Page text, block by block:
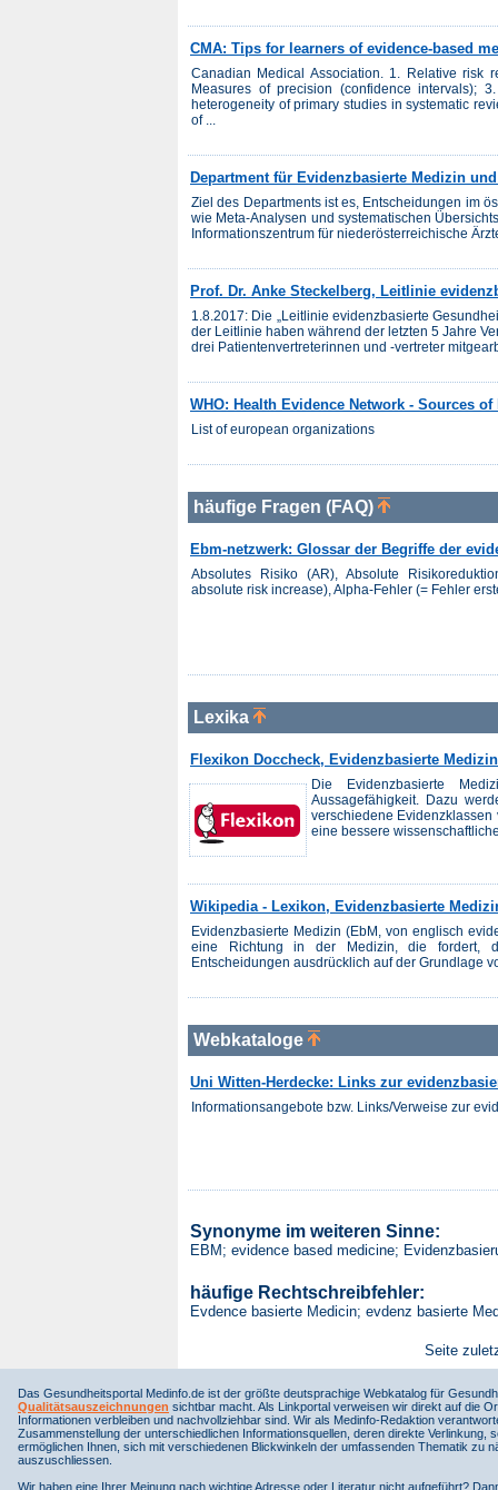
CMA: Tips for learners of evidence-based
Canadian Medical Association. 1. Relative risk
Measures of precision (confidence intervals);
heterogeneity of primary studies in systematic
of ...
Department für Evidenzbasierte Medizin
Ziel des Departments ist es, Entscheidungen im
wie Meta-Analysen und systematischen
Informationszentrum für niederösterreichische
Prof. Dr. Anke Steckelberg, Leitlinie
1.8.2017: Die „Leitlinie evidenzbasierte
der Leitlinie haben während der letzten 5 Jahre
drei Patientenvertreterinnen und -vertreter
WHO: Health Evidence Network - Sources of
List of european organizations
häufige Fragen (FAQ)
Ebm-netzwerk: Glossar der Begriffe der
Absolutes Risiko (AR), Absolute
absolute risk increase), Alpha-Fehler (= Fehler
Lexika
Flexikon Doccheck, Evidenzbasierte Medizin
Die Evidenzbasierte
Aussagefähigkeit. Dazu
verschiedene
eine bessere
Wikipedia - Lexikon, Evidenzbasierte
Evidenzbasierte Medizin (EbM, von englisch
eine Richtung in der Medizin, die fordert,
Entscheidungen ausdrücklich auf der Grundlage
Webkataloge
Uni Witten-Herdecke: Links zur
Informationsangebote bzw. Links/Verweise zur
Synonyme im weiteren Sinne:
EBM; evidence based medicine;
häufige Rechtschreibfehler:
Evdence basierte Medicin; evdenz basierte
Seite
Das Gesundheitsportal Medinfo.de ist der größte deutsprachige Webkatalog für
Qualitätsauszeichnungen sichtbar macht. Als Linkportal verweisen wir direkt auf die
Informationen verbleiben und nachvollziehbar sind. Wir als Medinfo-Redaktion
Zusammenstellung der unterschiedlichen Informationsquellen, deren direkte
ermöglichen Ihnen, sich mit verschiedenen Blickwinkeln der umfassenden Thematik
auszuschliessen.
Wir haben eine Ihrer Meinung nach wichtige Adresse oder Literatur nicht aufgeführt?